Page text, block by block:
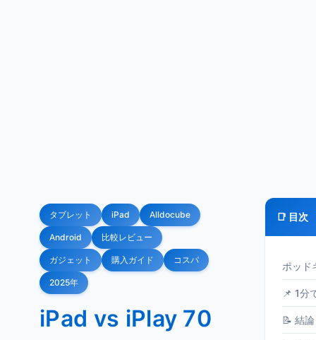
タブレット iPad Alldocube
Android 比較レビュー
ガジェット 購入ガイド コスパ
2025年
iPad vs iPlay 70
📑 目次
ポッド
📌 1分
📝 結論